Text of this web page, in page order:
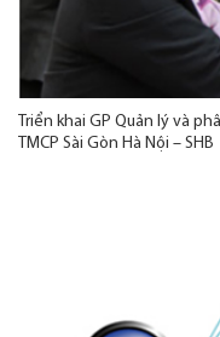
Triển khai GP Quản lý và
TMCP Sài Gòn Hà Nội – SHB